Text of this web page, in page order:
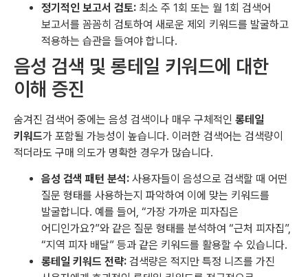
정기적인 보고서 검토: 최소 주 1회 또는 월 1회 검색어
보고서를 꼼꼼히 검토하여 새로운 제외 키워드를 발굴하고
적용하는 습관을 들여야 합니다.
음성 검색 및 롱테일 키워드에 대한
이해 증진
숨겨진 검색어 중에는 음성 검색이나 매우 구체적인 롱테일
키워드가 포함될 가능성이 높습니다. 이러한 검색어는 검색량이
적더라도 구매 의도가 명확한 경우가 많습니다.
음성 검색 패턴 분석: 사용자들이 음성으로 검색할 때 어떤
질문 형태를 사용하는지 파악하여 이에 맞는 키워드를
발굴합니다. 예를 들어, “가장 가까운 피자집은
어디인가요?”와 같은 질문 형태를 분석하여 “근처 피자집”,
“지역 피자 배달” 등과 같은 키워드를 활용할 수 있습니다.
롱테일 키워드 전략: 검색량은 적지만 특정 니즈를 가진